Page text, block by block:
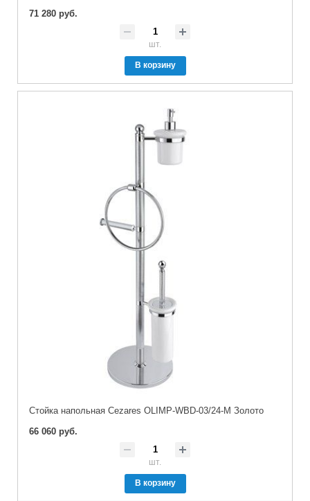
71 280 руб.
шт.
В корзину
Стойка напольная Cezares OLIMP-WBD-03/24-M Золото
66 060 руб.
шт.
В корзину